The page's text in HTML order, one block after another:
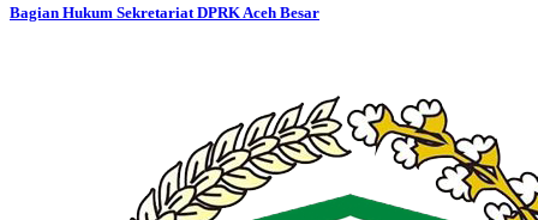
Bagian Hukum Sekretariat DPRK Aceh Besar